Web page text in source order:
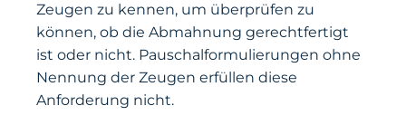
Zeugen zu kennen, um überprüfen zu
können, ob die Abmahnung gerechtfertigt
ist oder nicht. Pauschalformulierungen ohne
Nennung der Zeugen erfüllen diese
Anforderung nicht.